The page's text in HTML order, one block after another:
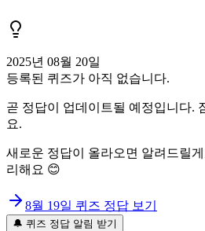
2025년 08월 20일
등록된 퀴즈가 아직 없습니다.
곧 정답이 업데이트될 예정입니다.
요.
새로운 정답이 올라오면 알려드릴
리해요 😊
8월 19일 퀴즈 정답 보기
🔔 퀴즈 정답 알림 받기